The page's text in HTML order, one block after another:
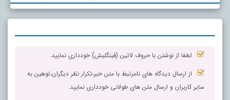
لطفا از نوشتن با حروف لاتین (فینگلیش) خودداری نمایید.
از ارسال دیدگاه های نامرتبط با متن خبر،تکرار نظر دیگران،توهین به
سایر کاربران و ارسال متن های طولانی خودداری نمایید.